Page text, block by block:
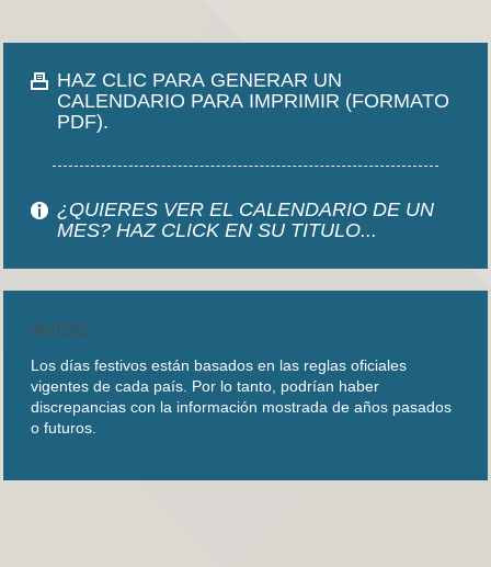
HAZ CLIC PARA GENERAR UN
CALENDARIO PARA IMPRIMIR (FORMATO
PDF).
¿QUIERES VER EL CALENDARIO DE UN
MES? HAZ CLICK EN SU TITULO...
AVISO
Los días festivos están basados en las reglas oficiales
vigentes de cada país. Por lo tanto, podrían haber
discrepancias con la información mostrada de años pasados
o futuros.